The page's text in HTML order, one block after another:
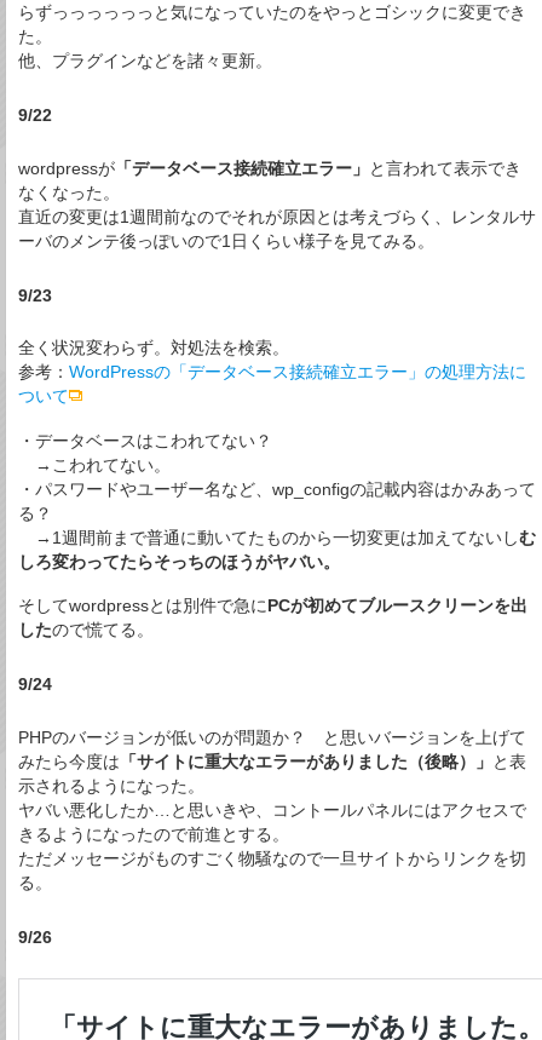
らずっっっっっっと気になっていたのをやっとゴシックに変更でき
た。
他、プラグインなどを諸々更新。
9/22
wordpressが 「データベース接続確立エラー」 と言われて表示でき
なくなった。
直近の変更は1週間前なのでそれが原因とは考えづらく、レンタルサ
ーバのメンテ後っぽいので1日くらい様子を見てみる。
9/23
全く状況変わらず。対処法を検索。
参考： WordPressの「データベース接続確立エラー」の処理方法に
ついて
・データベースはこわれてない？
→こわれてない。
・パスワードやユーザー名など、wp_configの記載内容はかみあって
る？
→1週間前まで普通に動いてたものから一切変更は加えてないしむ
しろ変わってたらそっちのほうがヤバい。
そしてwordpressとは別件で急に PCが初めてブルースクリーンを出
したので慌てる。
9/24
PHPのバージョンが低いのが問題か？ と思いバージョンを上げて
みたら今度は 「サイトに重大なエラーがありました（後略）」 と表
示されるようになった。
ヤバい悪化したか…と思いきや、コントールパネルにはアクセスで
きるようになったので前進とする。
ただメッセージがものすごく物騒なので一旦サイトからリンクを切
る。
9/26